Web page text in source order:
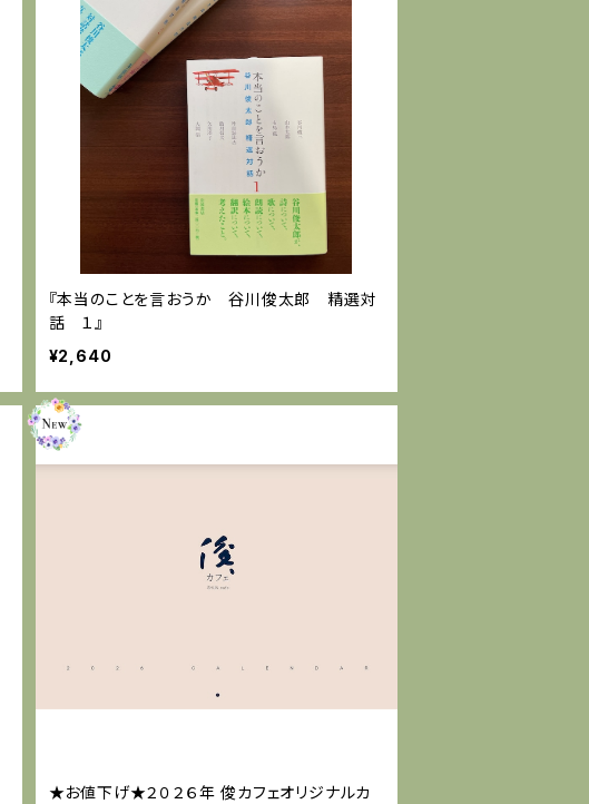
『本当のことを言おうか 谷川俊太郎 精選対
話 １』
¥2,640
★お値下げ★２０２６年 俊カフェオリジナルカ